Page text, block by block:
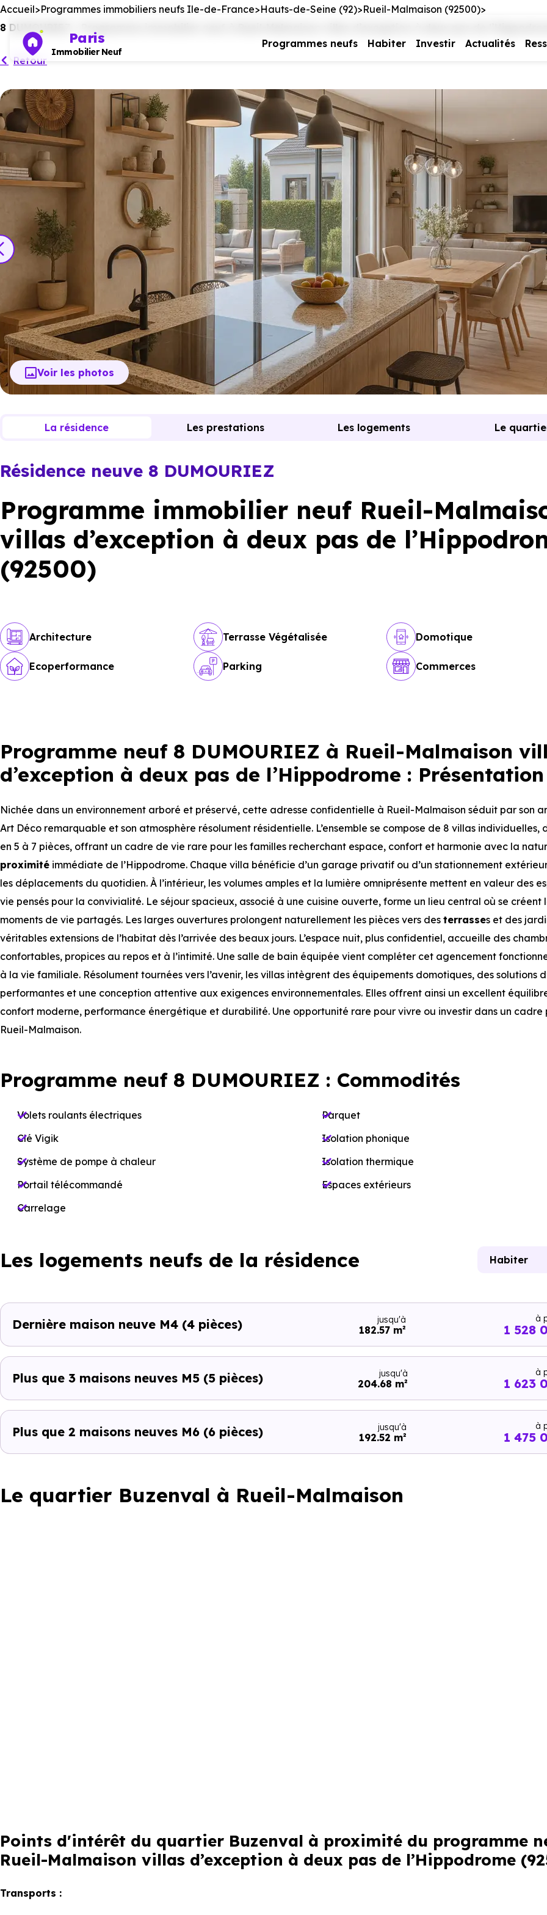
Paris
Immobilier Neuf
Programmes neufs Habiter Investir Actualités
Accueil Programmes immobiliers neufs Ile-de-France Hauts-de-Seine (92) Rueil-Malmaison (92500)
8 DUMOURIEZ - Programme immobilier neuf à Rueil-Malmaison villas d’exception à deux pas de
Retour
Voir les photos
Résidence neuve 8 DUMOURIEZ
Programme immobilier neuf Rueil-
villas d’exception à deux pas de
(92500)
Architecture Terrasse Végétalisée Domotique
Ecoperformance Parking Commerces
La résidence Les prestations Les logements Le
Programme neuf 8 DUMOURIEZ à Rueil-Malmaison
d’exception à deux pas de l’Hippodrome : Présentation
Nichée dans un environnement arboré et préservé, cette adresse confidentielle à Rueil-Malmaison séduit par son
Art Déco remarquable et son atmosphère résolument résidentielle. L’ensemble se compose de 8 villas individuelles,
en 5 à 7 pièces, offrant un cadre de vie rare pour les familles recherchant espace, confort et harmonie avec la
proximité immédiate de l’Hippodrome. Chaque villa bénéficie d’un garage privatif ou d’un stationnement
les déplacements du quotidien. À l’intérieur, les volumes amples et la lumière omniprésente mettent en valeur des
vie pensés pour la convivialité. Le séjour spacieux, associé à une cuisine ouverte, forme un lieu central où se créent
moments de vie partagés. Les larges ouvertures prolongent naturellement les pièces vers des terrasses et des
véritables extensions de l’habitat dès l’arrivée des beaux jours. L’espace nuit, plus confidentiel, accueille des
confortables, propices au repos et à l’intimité. Une salle de bain équipée vient compléter cet agencement
à la vie familiale. Résolument tournées vers l’avenir, les villas intègrent des équipements domotiques, des solutions
performantes et une conception attentive aux exigences environnementales. Elles offrent ainsi un excellent
confort moderne, performance énergétique et durabilité. Une opportunité rare pour vivre ou investir dans un cadre
Rueil-Malmaison.
Programme neuf 8 DUMOURIEZ : Commodités
Volets roulants électriques
Clé Vigik
Système de pompe à chaleur
Portail télécommandé
Carrelage
Parquet
Isolation phonique
Isolation thermique
Espaces extérieurs
Les logements neufs de la résidence Habiter
Dernière maison neuve M4 (4 pièces) jusqu'à
182.57 m²
à
1 528
Plus que 3 maisons neuves M5 (5 pièces) jusqu'à
204.68 m²
à
1 623
Plus que 2 maisons neuves M6 (6 pièces) jusqu'à
192.52 m²
à
1 475
Le quartier Buzenval à Rueil-Malmaison
Points d'intérêt du quartier Buzenval à proximité du programme
Rueil-Malmaison villas d’exception à deux pas de l’Hippodrome
Transports :